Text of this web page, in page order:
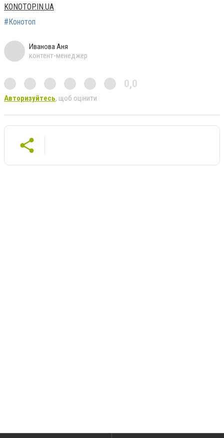
KONOTOP.IN.UA
#Конотоп
Иванова Аня
контент-менеджер
0,0
Авторизуйтесь, щоб оцінити